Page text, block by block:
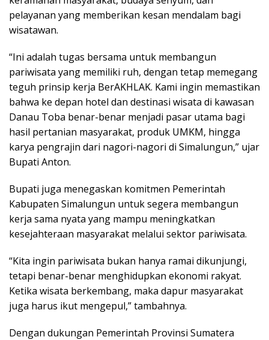
pelayanan yang memberikan kesan mendalam bagi
wisatawan.
“Ini adalah tugas bersama untuk membangun
pariwisata yang memiliki ruh, dengan tetap memegang
teguh prinsip kerja BerAKHLAK. Kami ingin memastikan
bahwa ke depan hotel dan destinasi wisata di kawasan
Danau Toba benar-benar menjadi pasar utama bagi
hasil pertanian masyarakat, produk UMKM, hingga
karya pengrajin dari nagori-nagori di Simalungun,” ujar
Bupati Anton.
Bupati juga menegaskan komitmen Pemerintah
Kabupaten Simalungun untuk segera membangun
kerja sama nyata yang mampu meningkatkan
kesejahteraan masyarakat melalui sektor pariwisata.
“Kita ingin pariwisata bukan hanya ramai dikunjungi,
tetapi benar-benar menghidupkan ekonomi rakyat.
Ketika wisata berkembang, maka dapur masyarakat
juga harus ikut mengepul,” tambahnya.
Dengan dukungan Pemerintah Provinsi Sumatera